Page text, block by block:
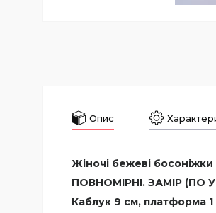
Опис
Жіночі бежеві
ПОВНОМІРНІ. ЗАМІР (ПО
Каблук 9 см, платформа 1